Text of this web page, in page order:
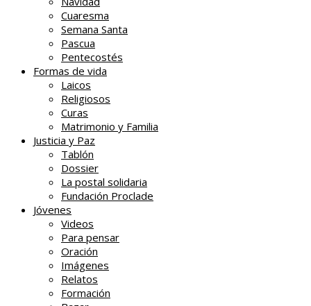
Cuaresma
Semana Santa
Pascua
Pentecostés
Formas de vida
Laicos
Religiosos
Curas
Matrimonio y Familia
Justicia y Paz
Tablón
Dossier
La postal solidaria
Fundación Proclade
Jóvenes
Videos
Para pensar
Oración
Imágenes
Relatos
Formación